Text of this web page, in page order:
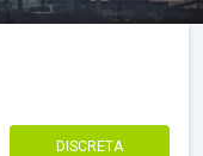
DISCRETA